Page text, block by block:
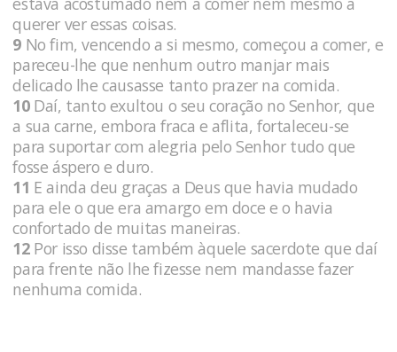
querer ver essas coisas.
9 No fim, vencendo a si mesmo, começou a comer, e
pareceu-lhe que nenhum outro manjar mais
delicado lhe causasse tanto prazer na comida.
10Daí, tanto exultou o seu coração no Senhor, que
a sua carne, embora fraca e aflita, fortaleceu-se
para suportar com alegria pelo Senhor tudo que
fosse áspero e duro.
11 E ainda deu graças a Deus que havia mudado
para ele o que era amargo em doce e o havia
confortado de muitas maneiras.
12Por isso disse também àquele sacerdote que daí
para frente não lhe fizesse nem mandasse fazer
nenhuma comida.